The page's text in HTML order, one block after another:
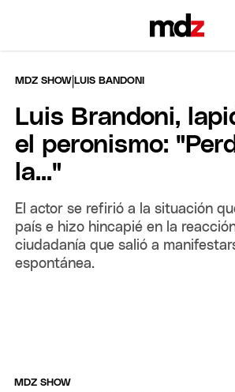
MDZ SHOW |LUIS BANDONI
Luis Brandoni,
el peronismo:
la..."
El actor se refirió a la situación
país e hizo hincapié en la
ciudadanía que salió a
espontánea.
MDZ SHOW